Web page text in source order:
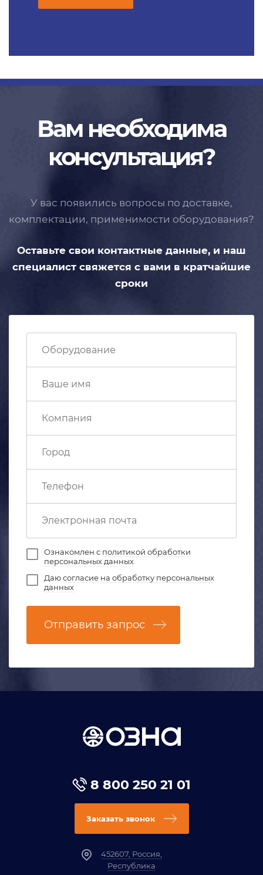
Вам необходима
консультация?
У вас появились вопросы по доставке,
комплектации, применимости оборудования?
Оставьте свои контактные данные, и наш
специалист свяжется с вами в кратчайшие
сроки
Ознакомлен с политикой обработки
персональных данных
Даюсогласие на обработку персональных
данных
Отправить запрос
8 800 250 21 01
Заказать звонок
452607, Россия,
Республика